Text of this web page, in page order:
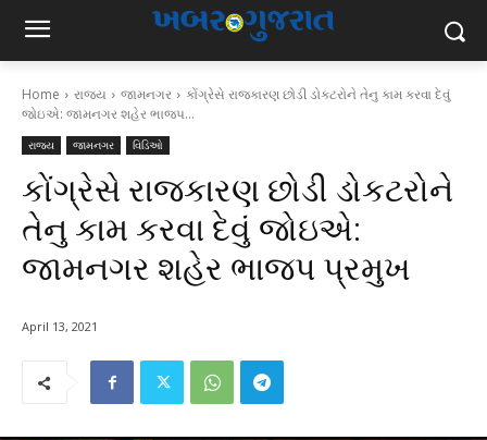
Home રાજ્ય જામનગર
કોંગ્રેસે રાજકારણ છોડી ડોકટરોને તેનુ કામ કરવા દેવું
જોઇએ: જામનગર શહેર ભાજપ...
રાજ્ય જામનગર વિડિઓ
કોંગ્રેસે રાજકારણ છોડી ડોકટરોને
તેનુ કામ કરવા દેવું જોઇએ:
જામનગર શહેર ભાજપ પ્રમુખ
April 13, 2021